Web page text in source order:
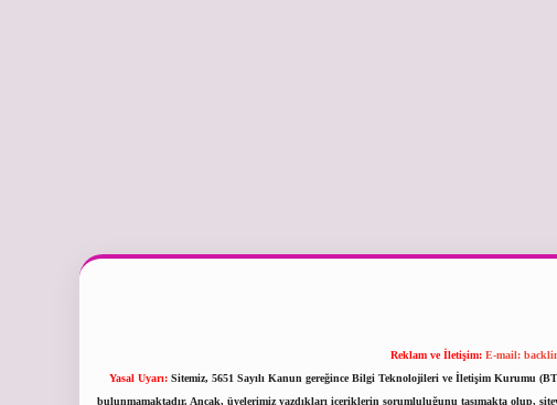
Reklam ve İletişim: E-mail:
Yasal Uyarı: Sitemiz, 5651 Sayılı Kanun gereğince Bilgi Teknolojileri ve İletişim Kurumu
bulunmamaktadır. Ancak, üyelerimiz yazdıkları içeriklerin sorumluluğunu taşımakta olup,